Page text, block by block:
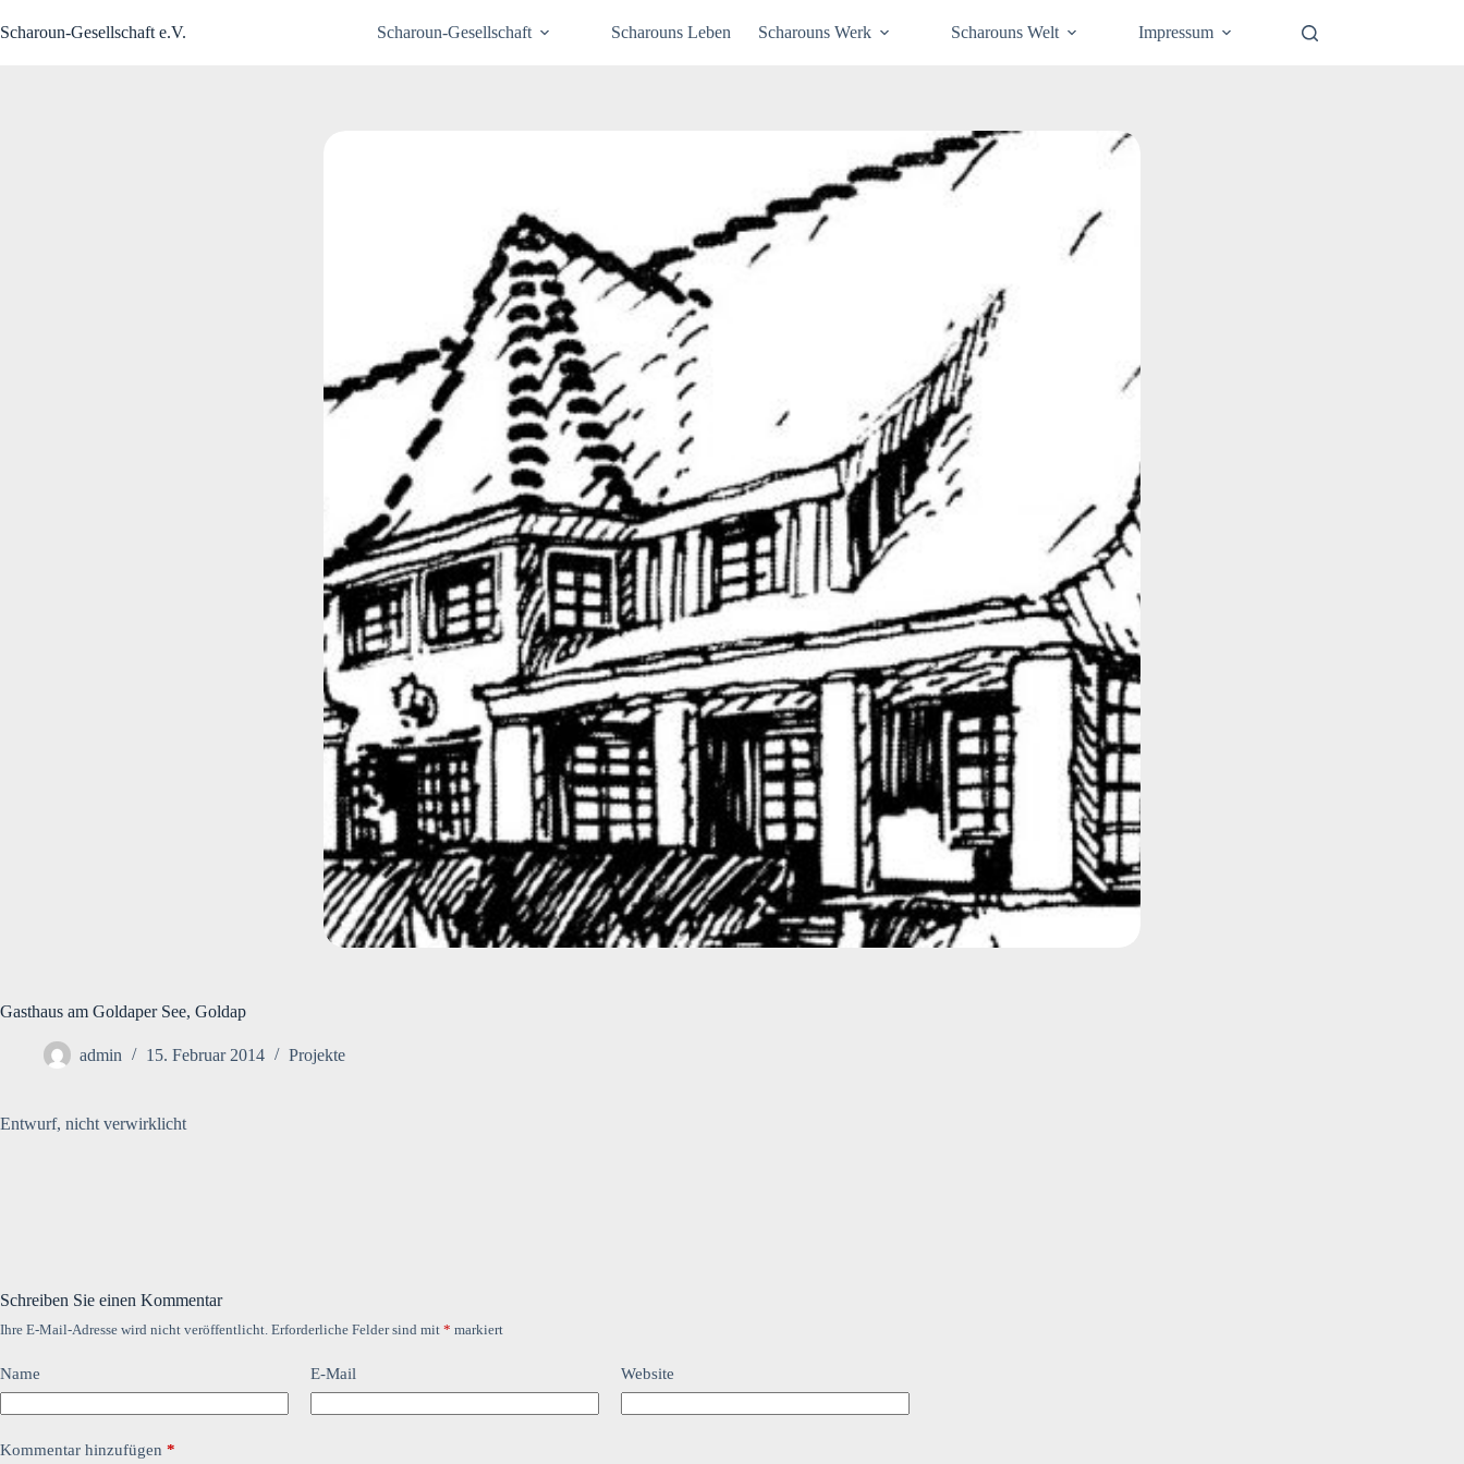
Inhalt
Scharoun-Gesellschaft e.V. Scharoun-Gesellschaft Scharouns Leben Scharouns Werk Scharouns Welt Impressum
Gasthaus am Goldaper See, Goldap
admin 15. Februar 2014 Projekte
Entwurf, nicht verwirklicht
Schreiben Sie einen Kommentar
Ihre E-Mail-Adresse wird nicht veröffentlicht. Erforderliche Felder sind mit * markiert
Name E-Mail Website
Kommentar hinzufügen *